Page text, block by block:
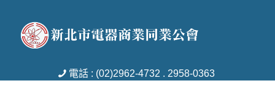
電話 : (02)2962-4732 . 2958-0363